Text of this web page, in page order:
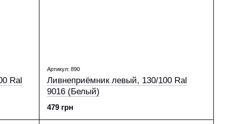
Ral
Артикул: 890
Ливнеприёмник левый, 130/100 Ral
9016 (Белый)
479 грн